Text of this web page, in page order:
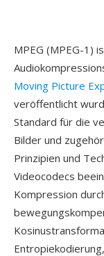
MPEG (MPEG-1)
Moving Picture
veröffentlicht
Standard für die
Bilder und
Prinzipien und
Videocodecs
Kompression